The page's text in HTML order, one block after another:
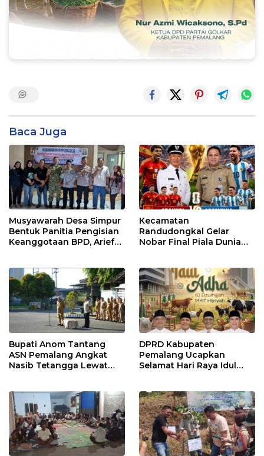
Baca Juga
Musyawarah Desa Simpur
Bentuk Panitia Pengisian
Keanggotaan BPD, Arief
Kecamatan
Randudongkal Gelar
Nobar Final Piala Dunia
Bupati Anom Tantang
ASN Pemalang Angkat
Nasib Tetangga Lewat
DPRD Kabupaten
Pemalang Ucapkan
Selamat Hari Raya Idul